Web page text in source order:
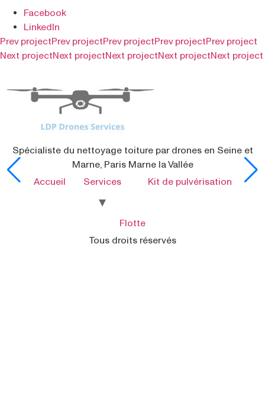
Facebook
LinkedIn
Prev projectPrev projectPrev projectPrev projectPrev project
Next projectNext projectNext projectNext projectNext project
Spécialiste du nettoyage toiture par drones en Seine et
Marne, Paris Marne la Vallée
Accueil
Services Kit de pulvérisation
Flotte
Tous droits réservés